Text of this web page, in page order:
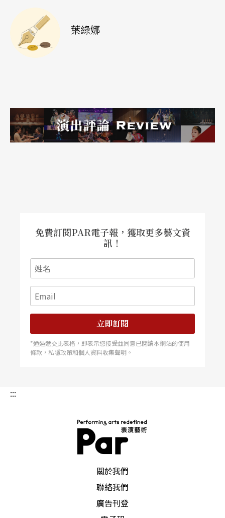
節。所有的素材都應該在我的演奏中被聽到，但不
該影響到整首樂曲計畫的全貌。這幾乎是不可能做
這就是普雷特涅夫，他不彈衆人「想聽」的樣式，
而是彈自己想達到的境界。當晚的貝多芬奏鳴曲正
這首貝多芬奏鳴曲（作品111），其中第二樂章也是
他在一九七八年參加柴科夫斯基大賽的曲目之一，
加上這趟巡迴近百次的彈奏，熟練的程度取代了某
些貝多芬音樂中乖戾、痛苦、矛盾掙扎的特質。
普雷特涅夫不僅擁有堅強無比的神經，也擁有某種
出奇特殊的能力，使他完全只照自己的意願與節奏
行事。他不順從、不妥協於任何「社交形象」，說
容易。因為他只依照自己的意思彈奏』，所以教授
們對都我感到頭痛」。
到今天，他仍然只照己意「彈奏」，然而，音樂的
理念有著最清晰的意識。
無「喜悦」，未存任何「感性」
葉綠娜
免費訂閱PAR電子報，獲取更多藝文資
訊！
立即訂閱
*通過遞交此表格，即表示您接受並同意已閱讀本網站的使用
條款，私隱政策和個人資料收集聲明。
:::
關於我們
聯絡我們
廣告刊登